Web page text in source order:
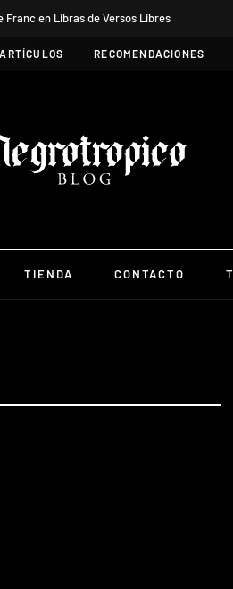
Franc en Libras de Versos Libres
ARTÍCULOS RECOMENDACIONES
TIENDA CONTACTO